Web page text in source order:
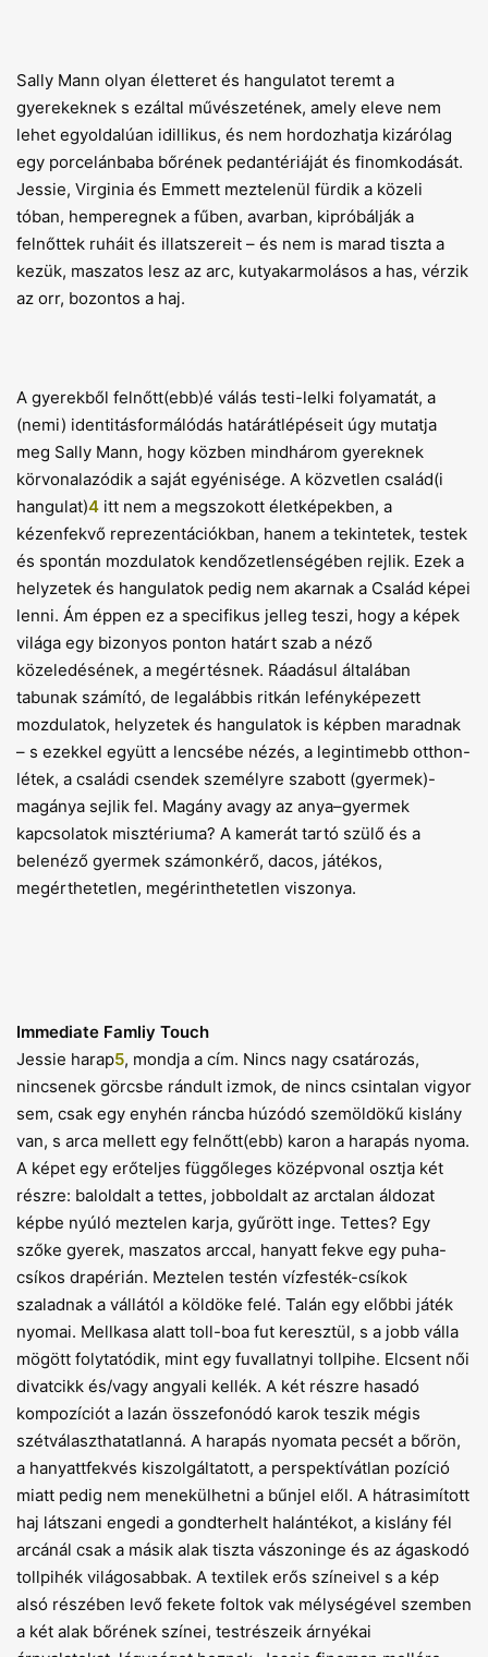
Sally Mann olyan életteret és hangulatot teremt a
gyerekeknek s ezáltal művészetének, amely eleve nem
lehet egyoldalúan idillikus, és nem hordozhatja kizárólag
egy porcelánbaba bőrének pedantériáját és finomkodását.
Jessie, Virginia és Emmett meztelenül fürdik a közeli
tóban, hemperegnek a fűben, avarban, kipróbálják a
felnőttek ruháit és illatszereit – és nem is marad tiszta a
kezük, maszatos lesz az arc, kutyakarmolásos a has, vérzik
az orr, bozontos a haj.
A gyerekből felnőtt(ebb)é válás testi-lelki folyamatát, a
(nemi) identitásformálódás határátlépéseit úgy mutatja
meg Sally Mann, hogy közben mindhárom gyereknek
körvonalazódik a saját egyénisége. A közvetlen család(i
hangulat)4 itt nem a megszokott életképekben, a
kézenfekvő reprezentációkban, hanem a tekintetek, testek
és spontán mozdulatok kendőzetlenségében rejlik. Ezek a
helyzetek és hangulatok pedig nem akarnak a Család képei
lenni. Ám éppen ez a specifikus jelleg teszi, hogy a képek
világa egy bizonyos ponton határt szab a néző
közeledésének, a megértésnek. Ráadásul általában
tabunak számító, de legalábbis ritkán lefényképezett
mozdulatok, helyzetek és hangulatok is képben maradnak
– s ezekkel együtt a lencsébe nézés, a legintimebb otthon-
létek, a családi csendek személyre szabott (gyermek)-
magánya sejlik fel. Magány avagy az anya–gyermek
kapcsolatok misztériuma? A kamerát tartó szülő és a
belenéző gyermek számonkérő, dacos, játékos,
megérthetetlen, megérinthetetlen viszonya.
Immediate Famliy Touch
Jessie harap5, mondja a cím. Nincs nagy csatározás,
nincsenek görcsbe rándult izmok, de nincs csintalan vigyor
sem, csak egy enyhén ráncba húzódó szemöldökű kislány
van, s arca mellett egy felnőtt(ebb) karon a harapás nyoma.
A képet egy erőteljes függőleges középvonal osztja két
részre: baloldalt a tettes, jobboldalt az arctalan áldozat
képbe nyúló meztelen karja, gyűrött inge. Tettes? Egy
szőke gyerek, maszatos arccal, hanyatt fekve egy puha-
csíkos drapérián. Meztelen testén vízfesték-csíkok
szaladnak a vállától a köldöke felé. Talán egy előbbi játék
nyomai. Mellkasa alatt toll-boa fut keresztül, s a jobb válla
mögött folytatódik, mint egy fuvallatnyi tollpihe. Elcsent női
divatcikk és/vagy angyali kellék. A két részre hasadó
kompozíciót a lazán összefonódó karok teszik mégis
szétválaszthatatlanná. A harapás nyomata pecsét a bőrön,
a hanyattfekvés kiszolgáltatott, a perspektívátlan pozíció
miatt pedig nem menekülhetni a bűnjel elől. A hátrasimított
haj látszani engedi a gondterhelt halántékot, a kislány fél
arcánál csak a másik alak tiszta vászoninge és az ágaskodó
tollpihék világosabbak. A textilek erős színeivel s a kép
alsó részében levő fekete foltok vak mélységével szemben
a két alak bőrének színei, testrészeik árnyékai